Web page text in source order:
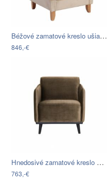
Béžové zamatové kreslo ušiak Max Winzer…
846,-€
Hnedosivé zamatové kreslo BePureHome…
763,-€